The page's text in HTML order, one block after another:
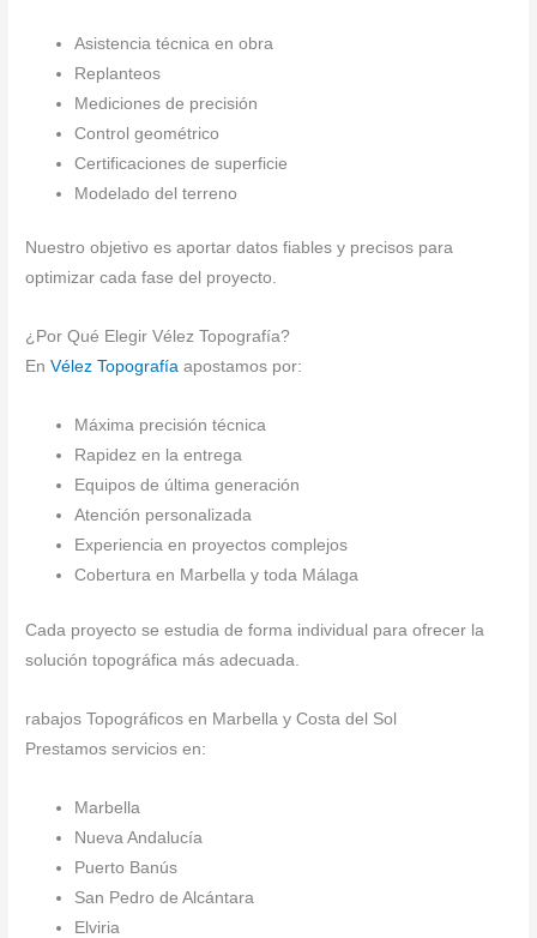
Asistencia técnica en obra
Replanteos
Mediciones de precisión
Control geométrico
Certificaciones de superficie
Modelado del terreno
Nuestro objetivo es aportar datos fiables y precisos para
optimizar cada fase del proyecto.
¿Por Qué Elegir Vélez Topografía?
EnVélez Topografía apostamos por:
Máxima precisión técnica
Rapidez en la entrega
Equipos de última generación
Atención personalizada
Experiencia en proyectos complejos
Cobertura en Marbella y toda Málaga
Cada proyecto se estudia de forma individual para ofrecer la
solución topográfica más adecuada.
rabajos Topográficos en Marbella y Costa del Sol
Prestamos servicios en:
Marbella
Nueva Andalucía
Puerto Banús
San Pedro de Alcántara
Elviria